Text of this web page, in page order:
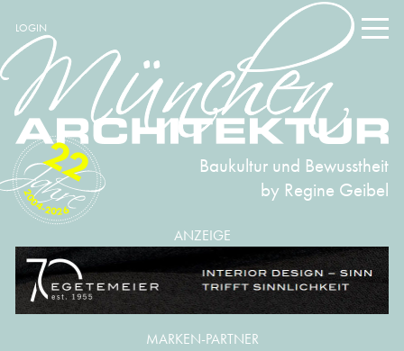
LOGIN
Baukultur und Bewusstheit
by Regine Geibel
2004-2026
22
ANZEIGE